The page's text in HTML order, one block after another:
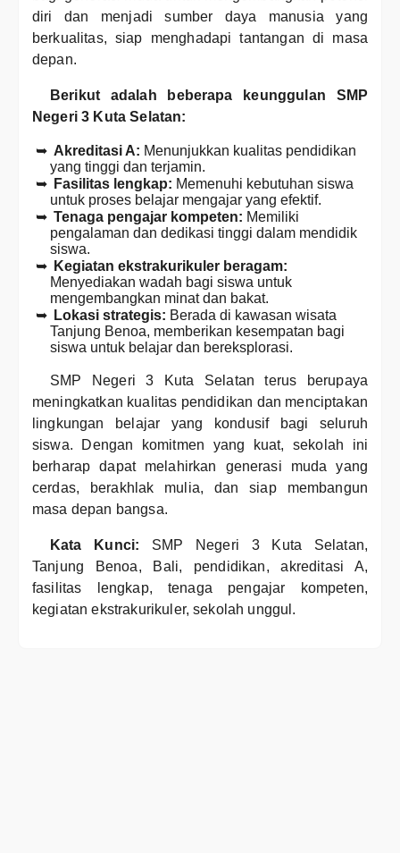
diri dan menjadi sumber daya manusia yang
berkualitas, siap menghadapi tantangan di masa
depan.
Berikut adalah beberapa keunggulan SMP
Negeri 3 Kuta Selatan:
Akreditasi A: Menunjukkan kualitas pendidikan
yang tinggi dan terjamin.
Fasilitas lengkap: Memenuhi kebutuhan siswa
untuk proses belajar mengajar yang efektif.
Tenaga pengajar kompeten: Memiliki
pengalaman dan dedikasi tinggi dalam mendidik
siswa.
Kegiatan ekstrakurikuler beragam:
Menyediakan wadah bagi siswa untuk
mengembangkan minat dan bakat.
Lokasi strategis: Berada di kawasan wisata
Tanjung Benoa, memberikan kesempatan bagi
siswa untuk belajar dan bereksplorasi.
SMP Negeri 3 Kuta Selatan terus berupaya
meningkatkan kualitas pendidikan dan menciptakan
lingkungan belajar yang kondusif bagi seluruh
siswa. Dengan komitmen yang kuat, sekolah ini
berharap dapat melahirkan generasi muda yang
cerdas, berakhlak mulia, dan siap membangun
masa depan bangsa.
Kata Kunci: SMP Negeri 3 Kuta Selatan,
Tanjung Benoa, Bali, pendidikan, akreditasi A,
fasilitas lengkap, tenaga pengajar kompeten,
kegiatan ekstrakurikuler, sekolah unggul.